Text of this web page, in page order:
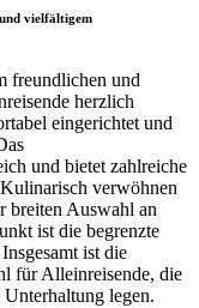
vielfältigem
freundlichen und
herzlich
eingerichtet und
und bietet zahlreiche
verwöhnen
breiten Auswahl an
ist die begrenzte
ist die
für Alleinreisende, die
legen.